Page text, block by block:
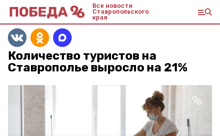
Все новости
Ставропольского
края
Количество туристов на
Ставрополье выросло на 21%